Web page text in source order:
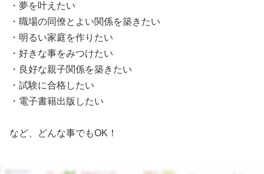
・夢を叶えたい
・職場の同僚とよい関係を築きたい
・明るい家庭を作りたい
・好きな事をみつけたい
・良好な親子関係を築きたい
・試験に合格したい
・電子書籍出版したい
など、どんな事でもOK！